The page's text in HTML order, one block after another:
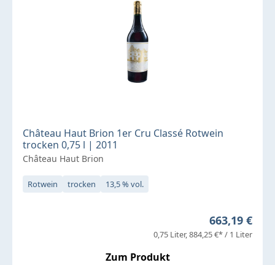
Château Haut Brion 1er Cru Classé Rotwein
trocken 0,75 l | 2011
Château Haut Brion
Rotwein trocken 13,5 % vol.
Regulärer
663,19 €
0,75 Liter 884,25 €* / 1 Liter
Zum Produkt